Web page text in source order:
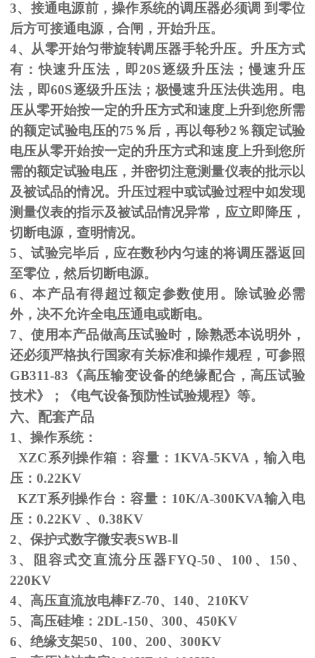
3、接通电源前，操作系统的调压器必须调 到零位
后方可接通电源，合闸，开始升压。
4、从零开始匀带旋转调压器手轮升压。升压方式
有：快速升压法，即20S逐级升压法；慢速升压
法，即60S逐级升压法；极慢速升压法供选用。电
压从零开始按一定的升压方式和速度上升到您所需
的额定试验电压的75％后，再以每秒2％额定试验
电压从零开始按一定的升压方式和速度上升到您所
需的额定试验电压，并密切注意测量仪表的批示以
及被试品的情况。升压过程中或试验过程中如发现
测量仪表的指示及被试品情况异常，应立即降压，
切断电源，查明情况。
5、试验完毕后，应在数秒内匀速的将调压器返回
至零位，然后切断电源。
6、本产品有得超过额定参数使用。除试验必需
外，决不允许全电压通电或断电。
7、使用本产品做高压试验时，除熟悉本说明外，
还必须严格执行国家有关标准和操作规程，可参照
GB311-83 《高压输变设备的绝缘配合，高压试验
技术》；《电气设备预防性试验规程》等。
六、配套产品
1、操作系统：
XZC系列操作箱：容量： 1KVA-5KVA ，输入电
压： 0.22KV
KZT系列操作台：容量： 10K/A-300KVA输入电
压： 0.22KV 、 0.38KV
2、保护式数字微安表SWB-
3、阻容式交直流分压器FYQ-50 、 100 、 150 、
220KV
4、高压直流放电棒FZ-70、 140、 210KV
5、高压硅堆： 2DL-150、 300、 450KV
6、绝缘支架50、 100、 200、 300KV